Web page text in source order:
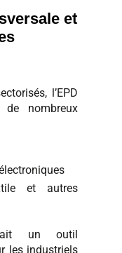
et
l’EPD
nombreux
et autres
un outil
les industriels